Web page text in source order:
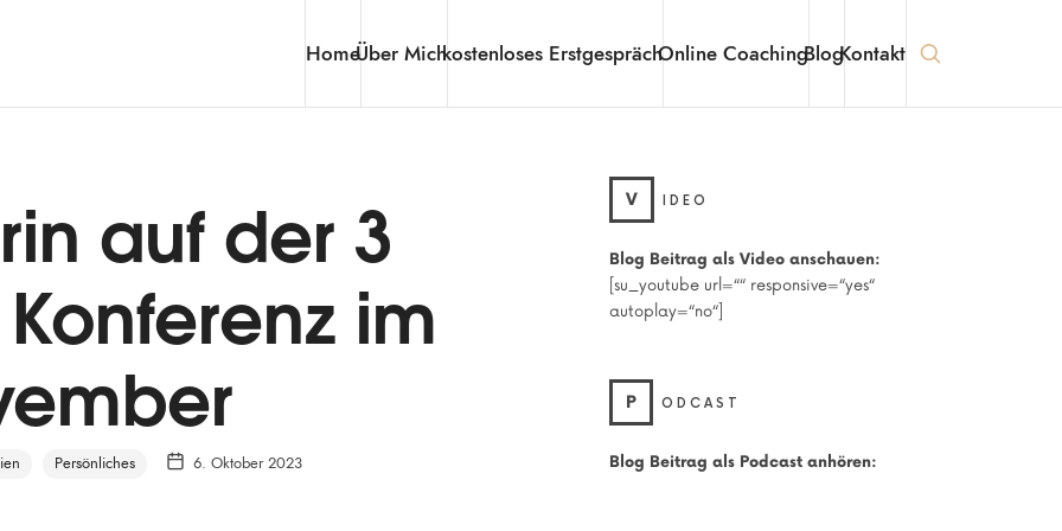
HomeÜber Michkostenloses ErstgesprächOnline CoachingBlogKontakt
auf der 3
im
Persönliches 6. Oktober 2023
V IDEO
Blog Beitrag als Video anschauen:
[su_youtube url=““ responsive=“yes“
autoplay=“no“]
P ODCAST
Blog Beitrag als Podcast anhören: